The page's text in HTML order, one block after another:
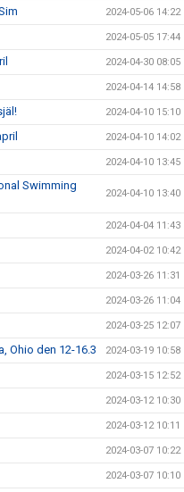
2024-05-06 14:22
2024-05-05 17:44
2024-04-30 08:05
2024-04-14 14:58
2024-04-10 15:10
2024-04-10 14:02
2024-04-10 13:45
Swimming
2024-04-10 13:40
2024-04-04 11:43
2024-04-02 10:42
2024-03-26 11:31
2024-03-26 11:04
2024-03-25 12:07
Ohio den 12-16.3 2024-03-19 10:58
2024-03-15 12:52
2024-03-12 10:30
2024-03-12 10:11
2024-03-07 10:22
2024-03-07 10:10